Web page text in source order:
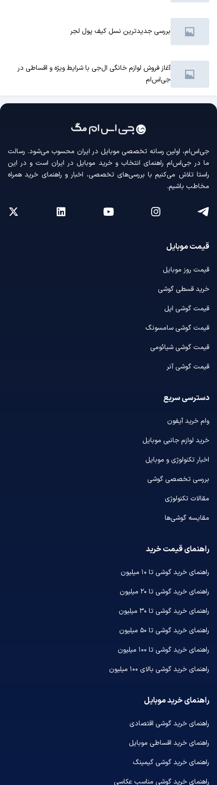
بررسی جدیدترین نسل کیف پول لجر
آغاز فروش لوازم خانگی ال‌جی با شرایط ویژه و اقساطی در
جی‌اس‌ام
جی‌اس‌ام، اولین رسانه‌ تخصصی موبایل در ایران محسوب می‌شود. رسالت
ما در جی‌اس‌ام راهنمای انتخاب و خرید موبایل در ایران است و در این
راستا تلاش می‌کنیم با بررسی‌های تخصصی، اخبار و راهنمای خرید همراه
مخاطب باشیم.
قیمت موبایل
قیمت روز موبایل
خرید قسطی گوشی
قیمت گوشی اپل
قیمت گوشی سامسونگ
قیمت گوشی شیائومی
قیمت گوشی آنر
دسترسی سریع
وام خرید آیفون
خرید لوازم جانبی موبایل
اخبار تکنولوژی و موبایل
بررسی تخصصی گوشی
مقالات تکنولوژی
مقایسه گوشی‌ها
راهنمای قیمت خرید
راهنمای خرید گوشی تا ۱۰ میلیون
راهنمای خرید گوشی تا ۲۰ میلیون
راهنمای خرید گوشی تا ۳۰ میلیون
راهنمای خرید گوشی تا ۵۰ میلیون
راهنمای خرید گوشی تا ۱۰۰ میلیون
راهنمای خرید گوشی بالای ۱۰۰ میلیون
راهنمای خرید موبایل
راهنمای خرید گوشی اقتصادی
راهنمای خرید اقساطی موبایل
راهنمای خرید گوشی گیمینگ
راهنمای خرید گوشی مناسب عکاسی